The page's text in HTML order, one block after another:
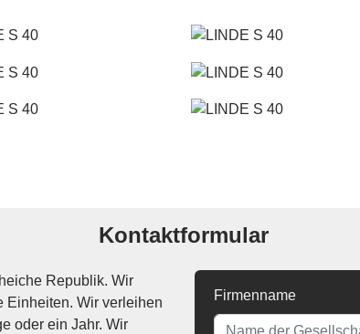
Kontaktformular
Republik. Wir
Einheiten. Wir verleihen
oder ein Jahr. Wir
Firmenname